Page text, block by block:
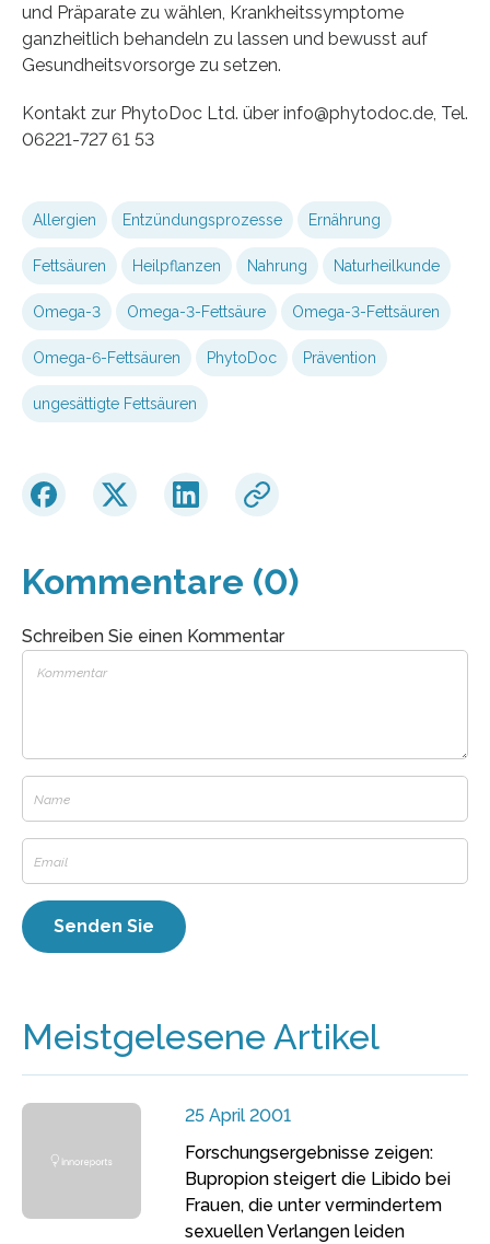
und Präparate zu wählen, Krankheitssymptome
ganzheitlich behandeln zu lassen und bewusst auf
Gesundheitsvorsorge zu setzen.
Kontakt zur PhytoDoc Ltd. über info@phytodoc.de, Tel.
06221-727 61 53
Allergien Entzündungsprozesse Ernährung
Fettsäuren Heilpflanzen Nahrung Naturheilkunde
Omega-3 Omega-3-Fettsäure Omega-3-Fettsäuren
Omega-6-Fettsäuren PhytoDoc Prävention
ungesättigte Fettsäuren
Kommentare (0)
Schreiben Sie einen Kommentar
Meistgelesene Artikel
25 April 2001
Forschungsergebnisse zeigen:
Bupropion steigert die Libido bei
Frauen, die unter vermindertem
sexuellen Verlangen leiden